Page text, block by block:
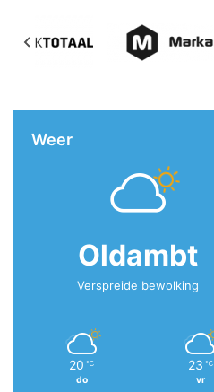
Weer
Oldambt
Verspreide bewolking
20 ℃
do
23 ℃
vr